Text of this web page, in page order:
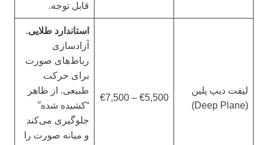
قابل توجه.
لیفت دیپ پلین
(Deep Plane)
€5,500 – €7,500
استاندارد طلایی.
آزادسازی
رباط‌های صورت
برای حرکت
طبیعی. از ظاهر
“کشیده شده”
جلوگیری می‌کند
و میانه صورت را